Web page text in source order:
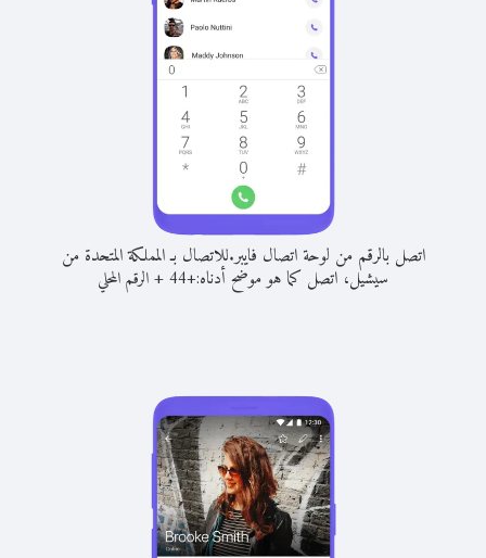
اتصل بالرقم من لوحة اتصال فايبر.للاتصال بـ المملكة المتحدة من
سيشيل، اتصل كما هو موضح أدناه:+
44
+الرقم المحلي